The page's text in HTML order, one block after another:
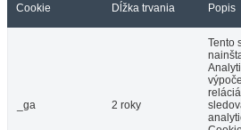
Cookie Dĺžka trvania Popis
_ga 2 roky
Tento